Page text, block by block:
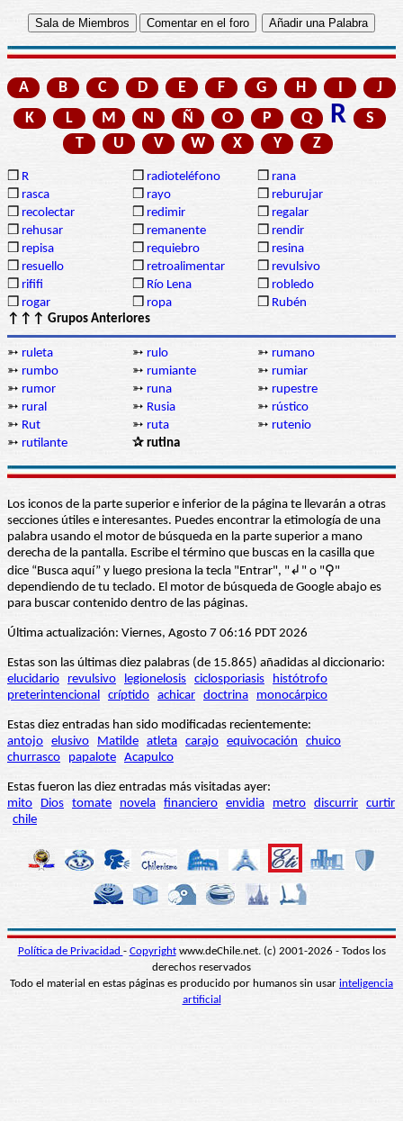
A B C D E F G H I
J
K
L M N Ñ O P Q R
S
T
U V W X Y Z
❒ R ❒ radioteléfono ❒ rana
❒ rasca ❒ rayo ❒ reburujar
❒ recolectar ❒ redimir ❒ regalar
❒ rehusar ❒ remanente ❒ rendir
❒ repisa ❒ requiebro ❒ resina
❒ resuello ❒ retroalimentar ❒ revulsivo
❒ rififi ❒ Río Lena ❒ robledo
❒ rogar ❒ ropa ❒ Rubén
↑↑↑ Grupos Anteriores
➳ ruleta ➳ rulo ➳ rumano
➳ rumbo ➳ rumiante ➳ rumiar
➳ rumor ➳ runa ➳ rupestre
➳ rural ➳ Rusia ➳ rústico
➳ Rut ➳ ruta ➳ rutenio
➳ rutilante ✰ rutina
Los iconos de la parte superior e inferior de la página te llevarán a otras
secciones útiles e interesantes. Puedes encontrar la etimología de una
palabra usando el motor de búsqueda en la parte superior a mano
derecha de la pantalla. Escribe el término que buscas en la casilla que
dice “Busca aquí” y luego presiona la tecla "Entrar", "↲" o "⚲"
dependiendo de tu teclado. El motor de búsqueda de Google abajo es
para buscar contenido dentro de las páginas.
Última actualización: Viernes, Agosto 7 06:16 PDT 2026
Estas son las últimas diez palabras (de 15.865) añadidas al diccionario:
elucidario
revulsivo legionelosis ciclosporiasis
histótrofo
preterintencional críptido achicar doctrina monocárpico
Estas diez entradas han sido modificadas recientemente:
antojo elusivo Matilde atleta carajo equivocación
chuico
churrasco
papalote Acapulco
Estas fueron las diez entradas más visitadas ayer:
mito
Dios tomate novela financiero envidia metro discurrir curtir
chile
Política de Privacidad - Copyrightwww.deChile.net. (c) 2001-2026 - Todos los
derechos reservados
Todo el material en estas páginas es producido por humanos sin usar inteligencia
artificial